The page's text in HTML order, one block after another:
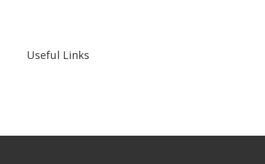
Useful Links